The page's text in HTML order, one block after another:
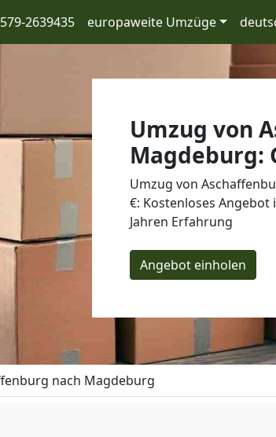
2639435 europaweite Umzüge
Umzug von
Magdeburg:
Umzug von
€: Kostenloses
Jahren Erfahrung
Angebot einholen
nach Magdeburg